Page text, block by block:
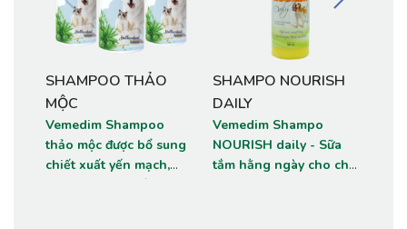
SHAMPOO THẢO
MỘC
Vemedim Shampoo
thảo mộc được bổ sung
chiết xuất yến mạch,
SHAMPO NOURISH
DAILY
Vemedim Shampo
NOURISH daily - Sữa
tắm hằng ngày cho chó,